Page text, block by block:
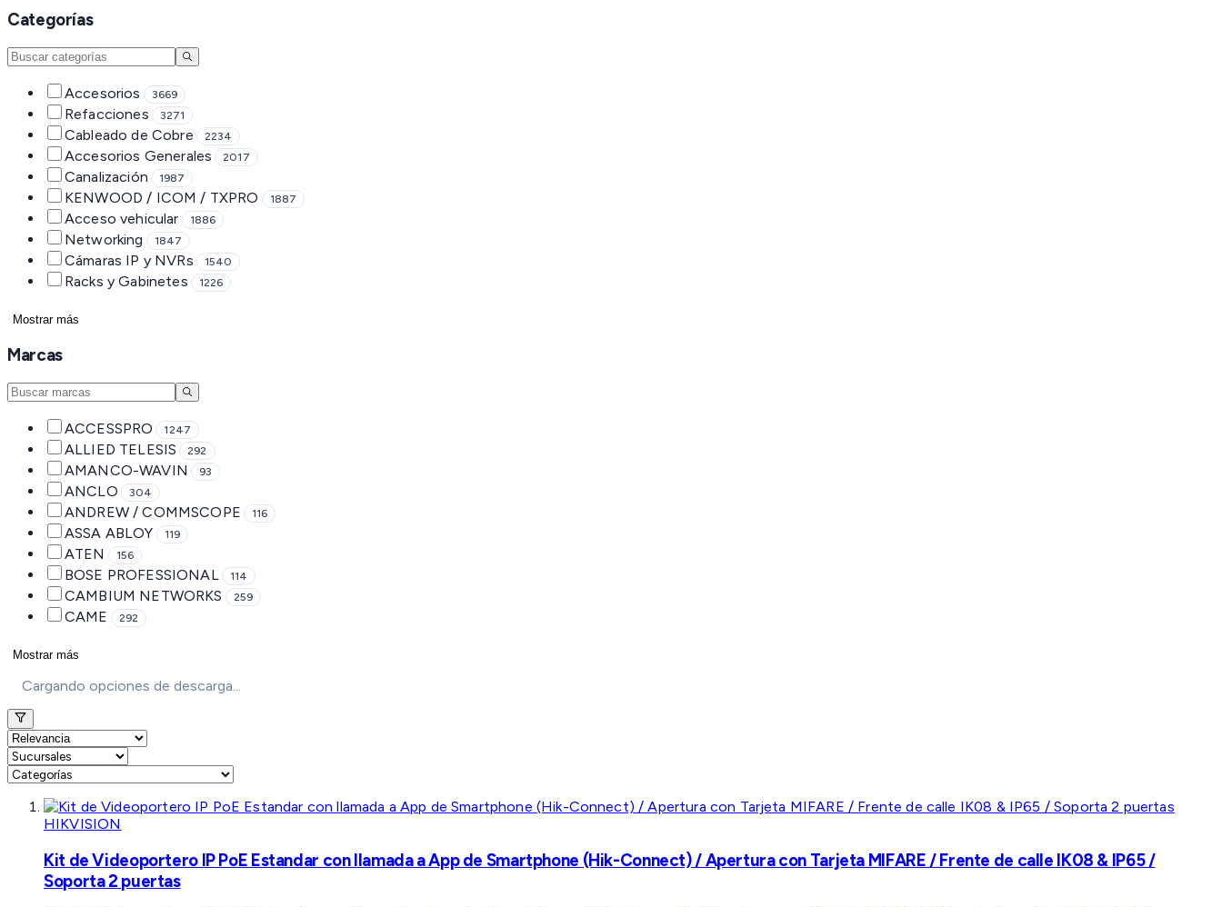
Categorías
Accesorios 3669
Refacciones 3271
Cableado de Cobre 2234
Accesorios Generales 2017
Canalización 1987
KENWOOD / ICOM / TXPRO 1887
Acceso vehicular 1886
Networking 1847
Cámaras IP y NVRs 1540
Racks y Gabinetes 1226
Mostrar más
Marcas
ACCESSPRO 1247
ALLIED TELESIS 292
AMANCO-WAVIN 93
ANCLO 304
ANDREW / COMMSCOPE 116
ASSA ABLOY 119
ATEN 156
BOSE PROFESSIONAL 114
CAMBIUM NETWORKS 259
CAME 292
Mostrar más
Cargando opciones de descarga...
HIKVISION
Kit de Videoportero IP PoE Estandar con llamada a App de Smartphone (Hik-Connect) / Apertura con Tarjeta MIFARE / Frente de calle IK08 & IP65 /
Soporta 2 puertas